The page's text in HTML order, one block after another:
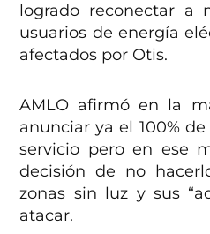
logrado reconectar a
usuarios de energía
afectados por Otis.
AMLO afirmó en la
anunciar ya el 100%
servicio pero en ese
decisión de no
zonas sin luz y sus
atacar.